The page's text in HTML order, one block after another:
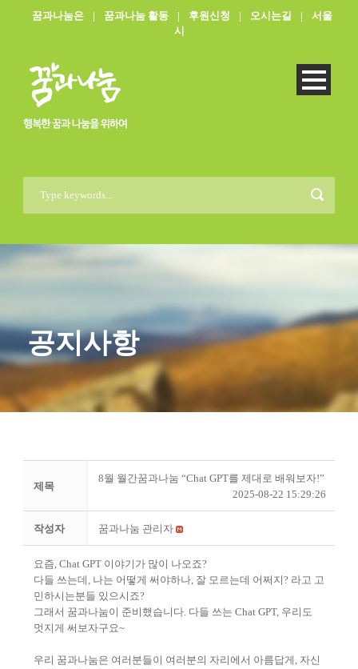
꿈과나눔은 | 꿈과나눔 활동 | 후원신청 | 오시는길 |
서울
시
공지사항
제목
8월 월간꿈과나눔 “Chat GPT를 제대로 배워보자!”
2025-08-22 15:29:26
작성자 꿈과나눔 관리자
요즘, Chat GPT 이야기가 많이 나오죠?
다들 쓰는데 , 나는 어떻게 써야하나, 잘 모르는데 어쩌지? 라고 고
민하시는분들 있으시죠?
그래서 꿈과나눔이 준비했습니다. 다들 쓰는 Chat GPT, 우리도
멋지게 써보자구요~
우리 꿈과나눔은 여러분들이 여러분의 자리에서 아름답게 , 자신